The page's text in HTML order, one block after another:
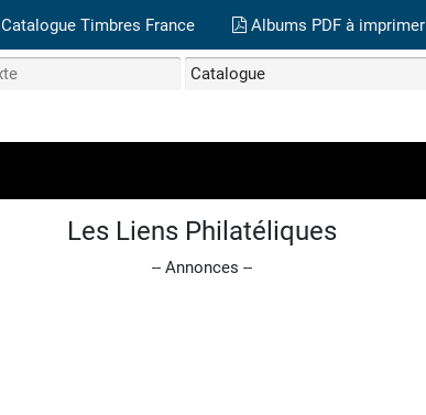
Catalogue Timbres France Albums PDF à imprimer
Les Liens Philatéliques
-- Annonces --